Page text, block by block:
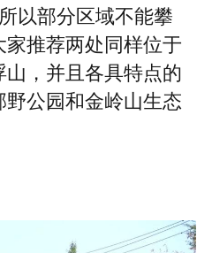
以部分区域不能攀
推荐两处同样位于
，并且各具特点的
公园和金岭山生态